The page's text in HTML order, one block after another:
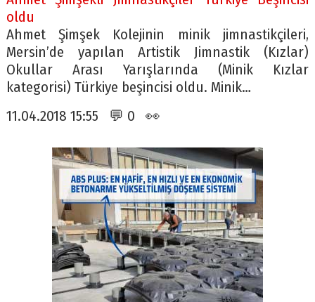
oldu
Ahmet Şimşek Kolejinin minik jimnastikçileri,
Mersin’de yapılan Artistik Jimnastik (Kızlar)
Okullar Arası Yarışlarında (Minik Kızlar
kategorisi) Türkiye beşincisi oldu. Minik…
11.04.2018 15:55 💬 0 👀